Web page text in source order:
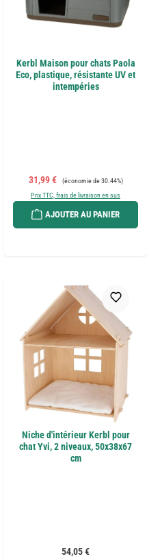
Kerbl Maison pour chats Paola
Eco, plastique, résistante UV et
intempéries
Prix de vente :
31,99 € Prix régulier :
(économie de 30.44%)
Prix TTC, frais de livraison en sus
AJOUTER AU PANIER
Niche d'intérieur Kerbl pour
chat Yvi, 2 niveaux, 50x38x67
cm
Prix régulier :
54,05 €